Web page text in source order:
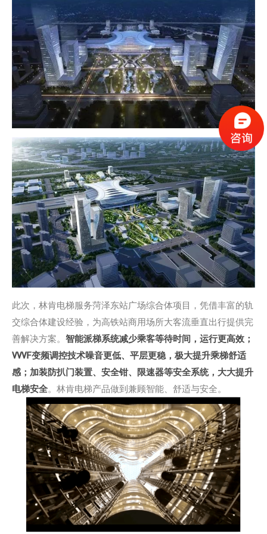
此次，林肯电梯服务菏泽东站广场综合体项目，凭借丰富的轨
交综合体建设经验，为高铁站商用场所大客流垂直出行提供完
善解决方案。 智能派梯系统减少乘客等待时间，运行更高效；
VVVF变频调控技术噪音更低、平层更稳，极大提升乘梯舒适
感；加装防扒门装置、安全钳、限速器等安全系统，大大提升
电梯安全。林肯电梯产品做到兼顾智能、舒适与安全。